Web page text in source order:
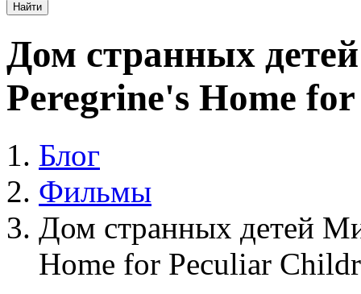
Найти
Дом странных
Peregrine's Home
Блог
Фильмы
Дом странных детей
Home for Peculiar